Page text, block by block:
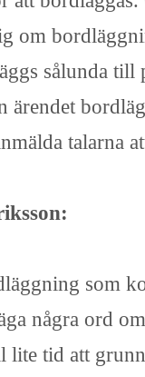
om
sålunda till
ärendet
talarna
som
några ord
lite tid att